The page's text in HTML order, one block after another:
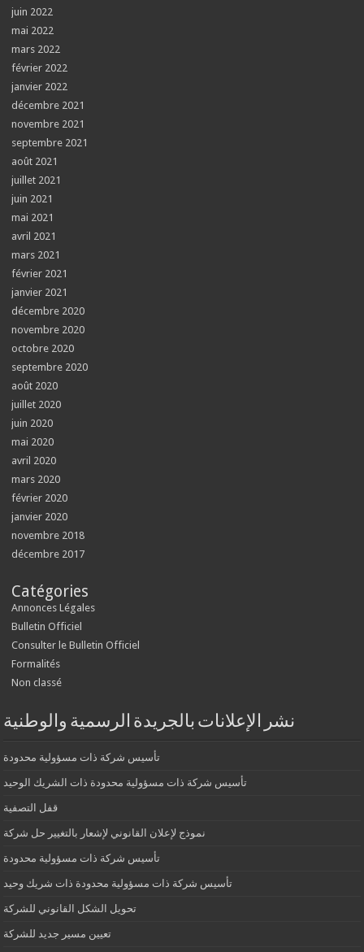
juin 2022
mai 2022
mars 2022
février 2022
janvier 2022
décembre 2021
novembre 2021
septembre 2021
août 2021
juillet 2021
juin 2021
mai 2021
avril 2021
mars 2021
février 2021
janvier 2021
décembre 2020
novembre 2020
octobre 2020
septembre 2020
août 2020
juillet 2020
juin 2020
mai 2020
avril 2020
mars 2020
février 2020
janvier 2020
novembre 2018
décembre 2017
Catégories
Annonces Légales
Bulletin Officiel
Consulter le Bulletin Officiel
Formalités
Non classé
نشر الإعلانات بالجريدة الرسمية والوطنية
تأسيس شركة ذات مسؤولية محدودة
تأسيس شركة ذات مسؤولية محدودة ذات الشريك الوحيد
قفل التصفية
نموذج لإعلان القانوني لإشعار بالتغيير حل شركة
تأسيس شركة ذات مسؤولية محدودة
تأسيس شركة ذات مسؤولية محدودة ذات شريك وحيد
تحويل الشكل القانوني للشركة
تعيين مسير جديد للشركة